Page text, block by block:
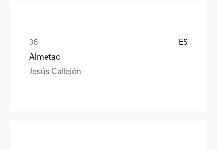
ES
Almetac
Jesús Callejón